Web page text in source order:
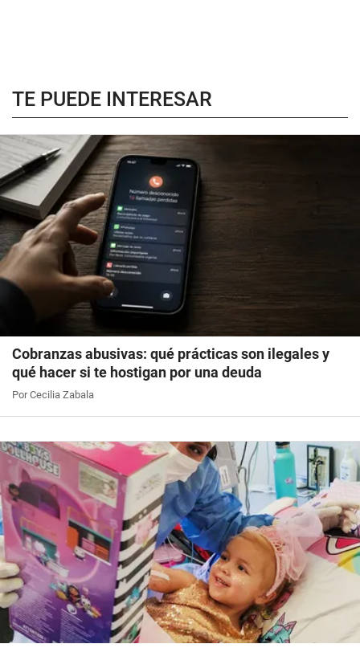
TE PUEDE INTERESAR
Cobranzas abusivas: qué prácticas son ilegales y
qué hacer si te hostigan por una deuda
Por Cecilia Zabala